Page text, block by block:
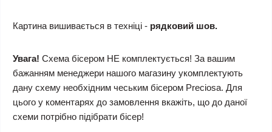
Картина вишивається в техніці - рядковий шов.
Увага! Схема бісером НЕ комплектується! За вашим
бажанням менеджери нашого магазину укомплектують
дану схему необхідним чеським бісером Preciosa. Для
цього у коментарях до замовлення вкажіть, що до даної
схеми потрібно підібрати бісер!